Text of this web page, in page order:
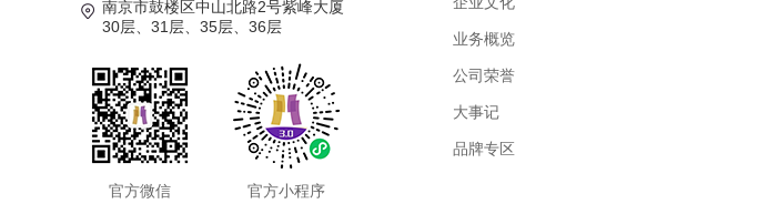
南京市鼓楼区中山北路2号紫峰大厦
30层、31层、35层、36层
官方微信 官方小程序
业务概览
公司荣誉
大事记
品牌专区